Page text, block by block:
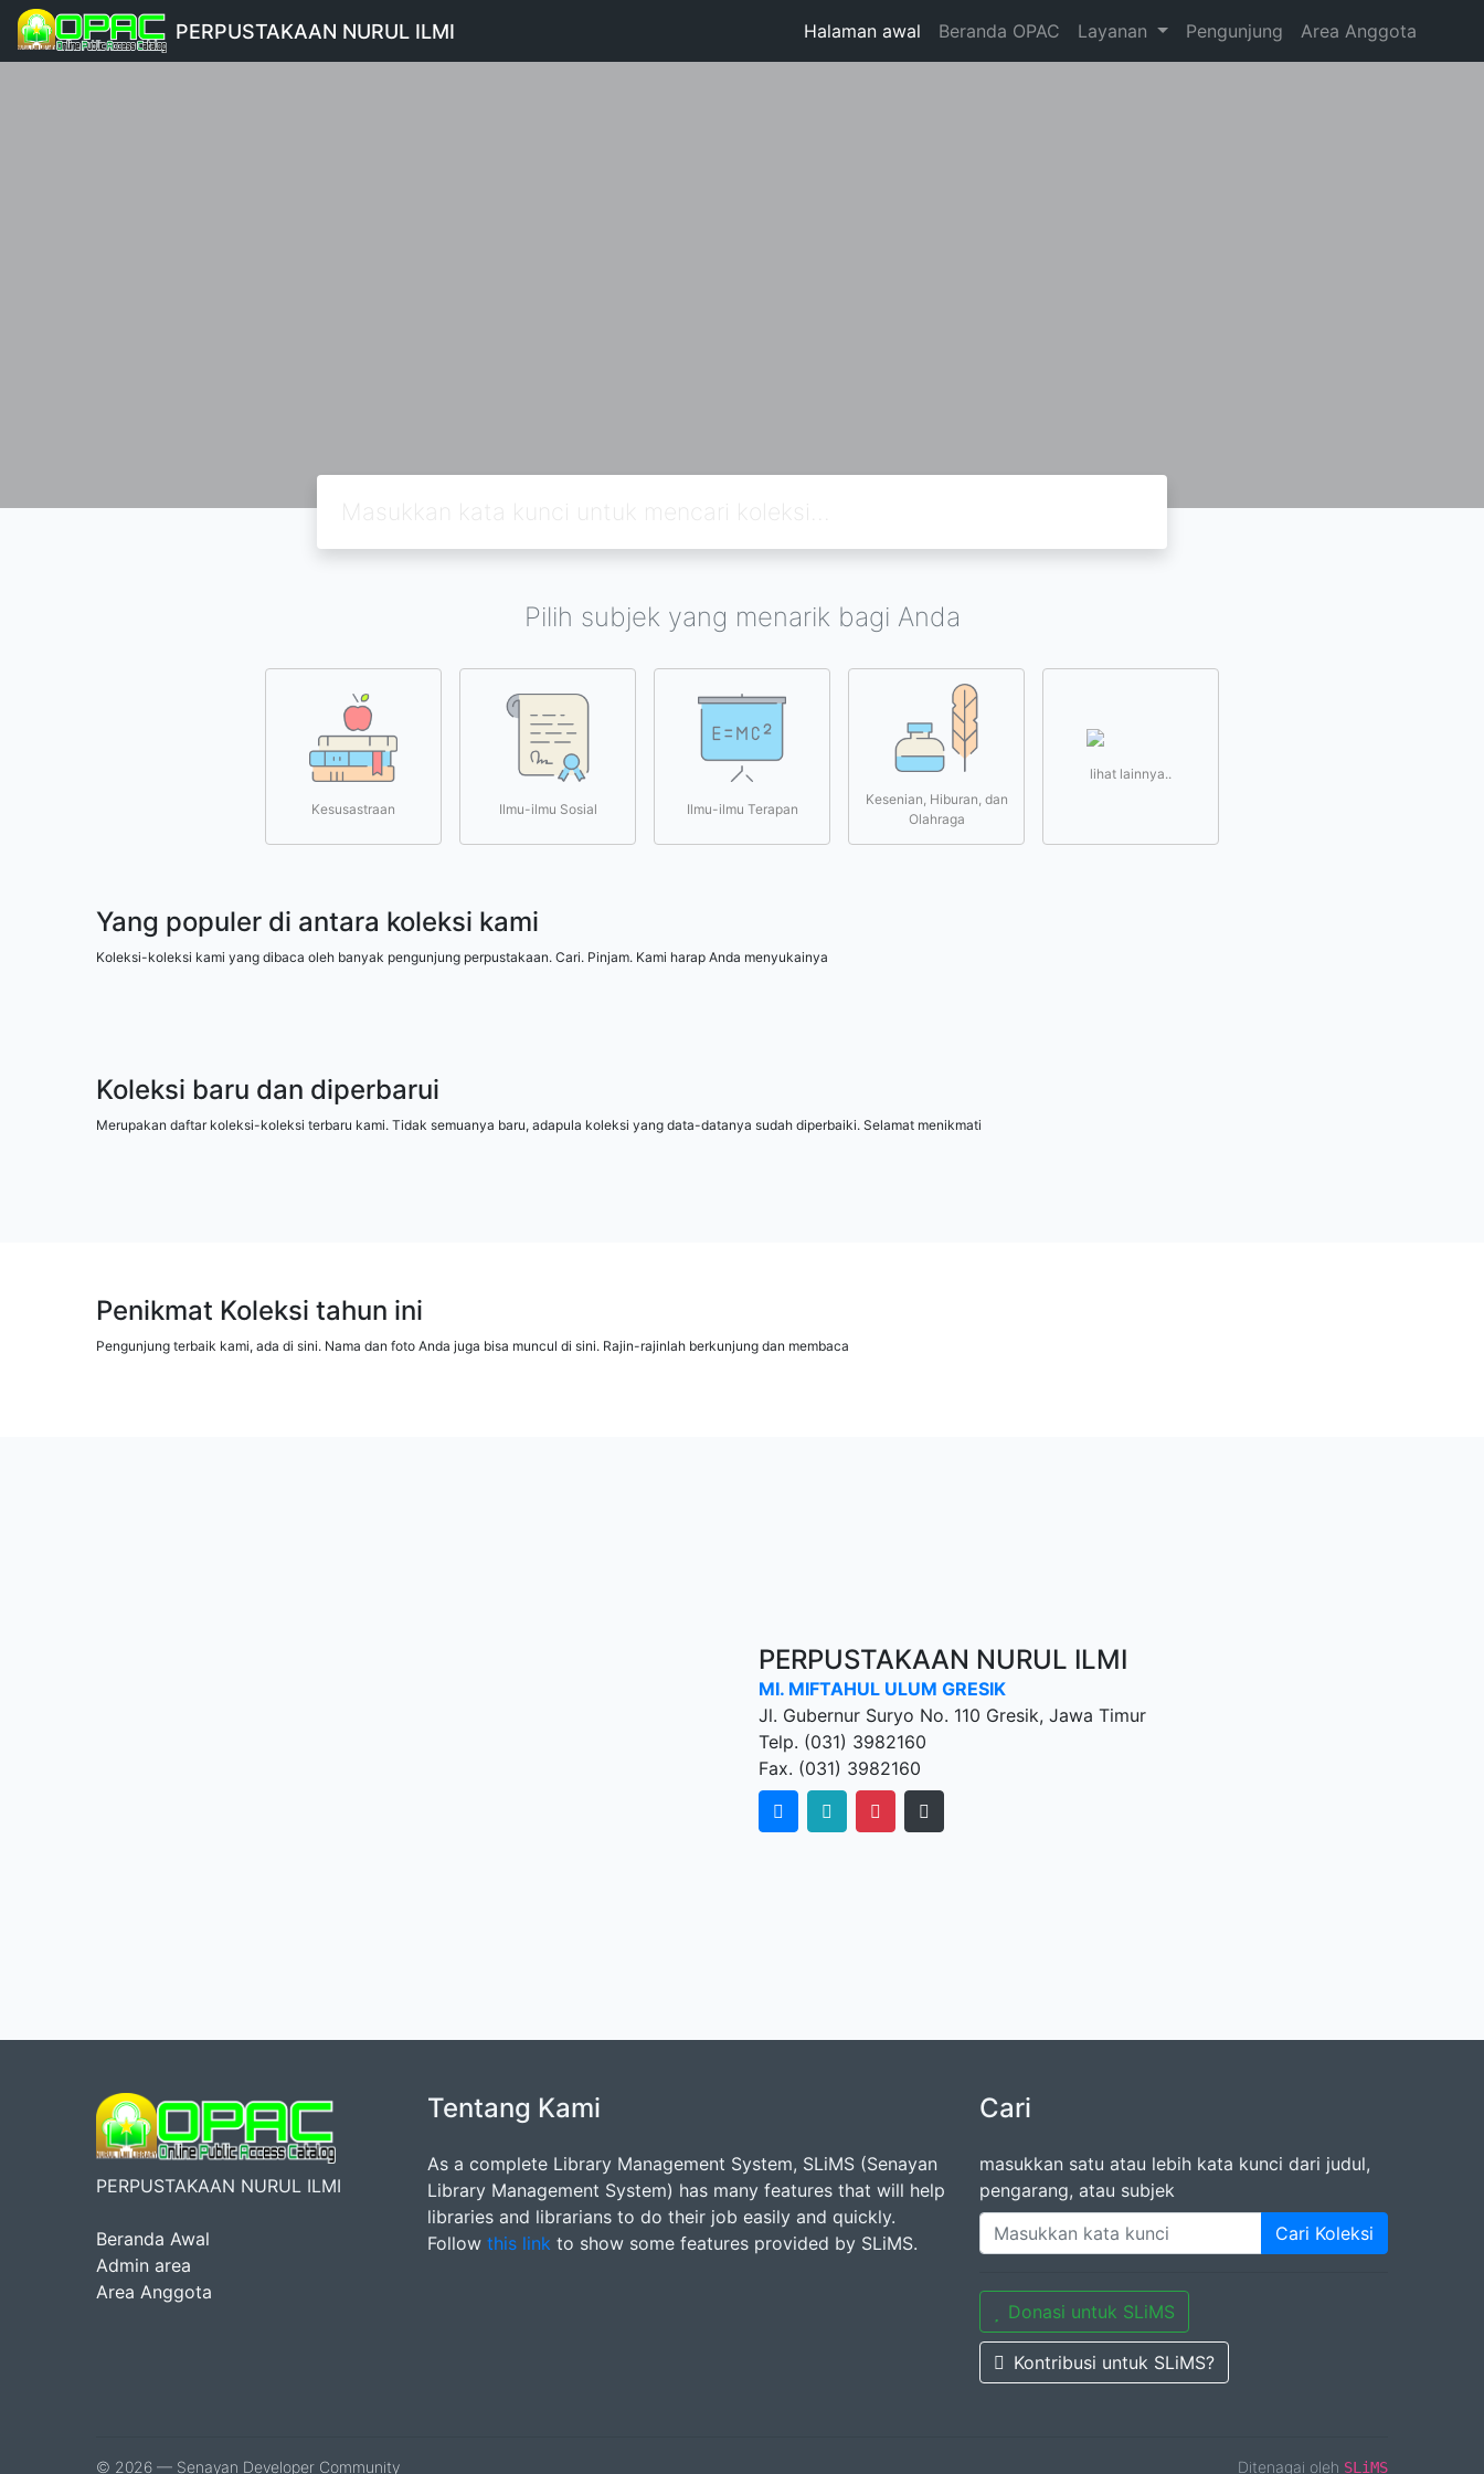
PERPUSTAKAAN NURUL ILMI Halaman awal Beranda OPAC Layanan Pengunjung Area Anggota
Pilih subjek yang menarik bagi Anda
Kesusastraan Ilmu-ilmu Sosial Ilmu-ilmu Terapan
Kesenian, Hiburan, dan
Olahraga
lihat lainnya..
Yang populer di antara koleksi kami
Koleksi-koleksi kami yang dibaca oleh banyak pengunjung perpustakaan. Cari. Pinjam. Kami harap Anda menyukainya
Koleksi baru dan diperbarui
Merupakan daftar koleksi-koleksi terbaru kami. Tidak semuanya baru, adapula koleksi yang data-datanya sudah diperbaiki. Selamat menikmati
Penikmat Koleksi tahun ini
Pengunjung terbaik kami, ada di sini. Nama dan foto Anda juga bisa muncul di sini. Rajin-rajinlah berkunjung dan membaca
PERPUSTAKAAN NURUL ILMI
MI. MIFTAHUL ULUM GRESIK
Jl. Gubernur Suryo No. 110 Gresik, Jawa Timur
Telp. (031) 3982160
Fax. (031) 3982160
PERPUSTAKAAN NURUL ILMI
Beranda Awal
Admin area
Area Anggota
Tentang Kami
As a complete Library Management System, SLiMS (Senayan
Library Management System) has many features that will help
libraries and librarians to do their job easily and quickly.
Follow this link to show some features provided by SLiMS.
Cari
masukkan satu atau lebih kata kunci dari judul,
pengarang, atau subjek
Cari Koleksi
Donasi untuk SLiMS
Kontribusi untuk SLiMS?
© 2026 — Senayan Developer Community Ditenagai oleh SLiMS